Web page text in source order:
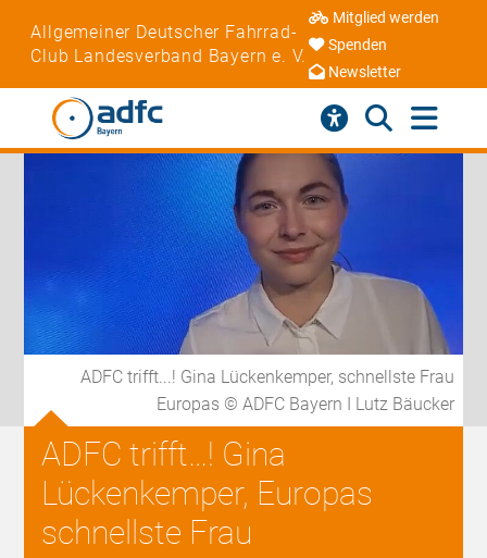
Allgemeiner Deutscher Fahrrad-
Club Landesverband Bayern e. V.
Mitglied werden
Spenden
Newsletter
ADFC trifft...! Gina Lückenkemper, schnellste Frau
Europas © ADFC Bayern I Lutz Bäucker
ADFC trifft…! Gina
Lückenkemper, Europas
schnellste Frau